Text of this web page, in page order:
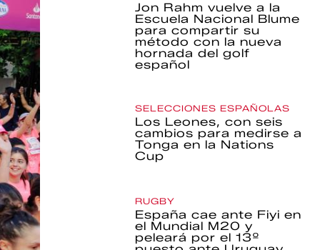
Jon Rahm vuelve a la
Escuela Nacional Blume
para compartir su
método con la nueva
hornada del golf
español
SELECCIONES ESPAÑOLAS
Los Leones, con seis
cambios para medirse a
Tonga en la Nations
Cup
RUGBY
España cae ante Fiyi en
el Mundial M20 y
peleará por el 13º